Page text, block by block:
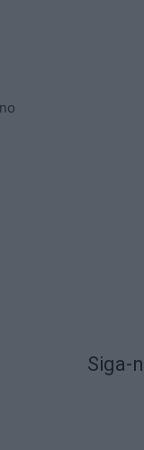
Siga-